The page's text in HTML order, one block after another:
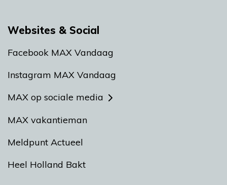
Websites & Social
Facebook MAX Vandaag
Instagram MAX Vandaag
MAX op sociale media
MAX vakantieman
Meldpunt Actueel
Heel Holland Bakt